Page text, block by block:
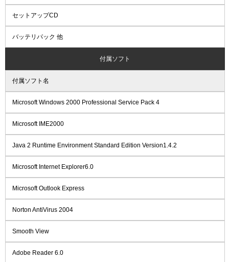
セットアップCD
バッテリパック 他
付属ソフト
付属ソフト名
Microsoft Windows 2000 Professional Service Pack 4
Microsoft IME2000
Java 2 Runtime Environment Standard Edition Version1.4.2
Microsoft Internet Explorer6.0
Microsoft Outlook Express
Norton AntiVirus 2004
Smooth View
Adobe Reader 6.0